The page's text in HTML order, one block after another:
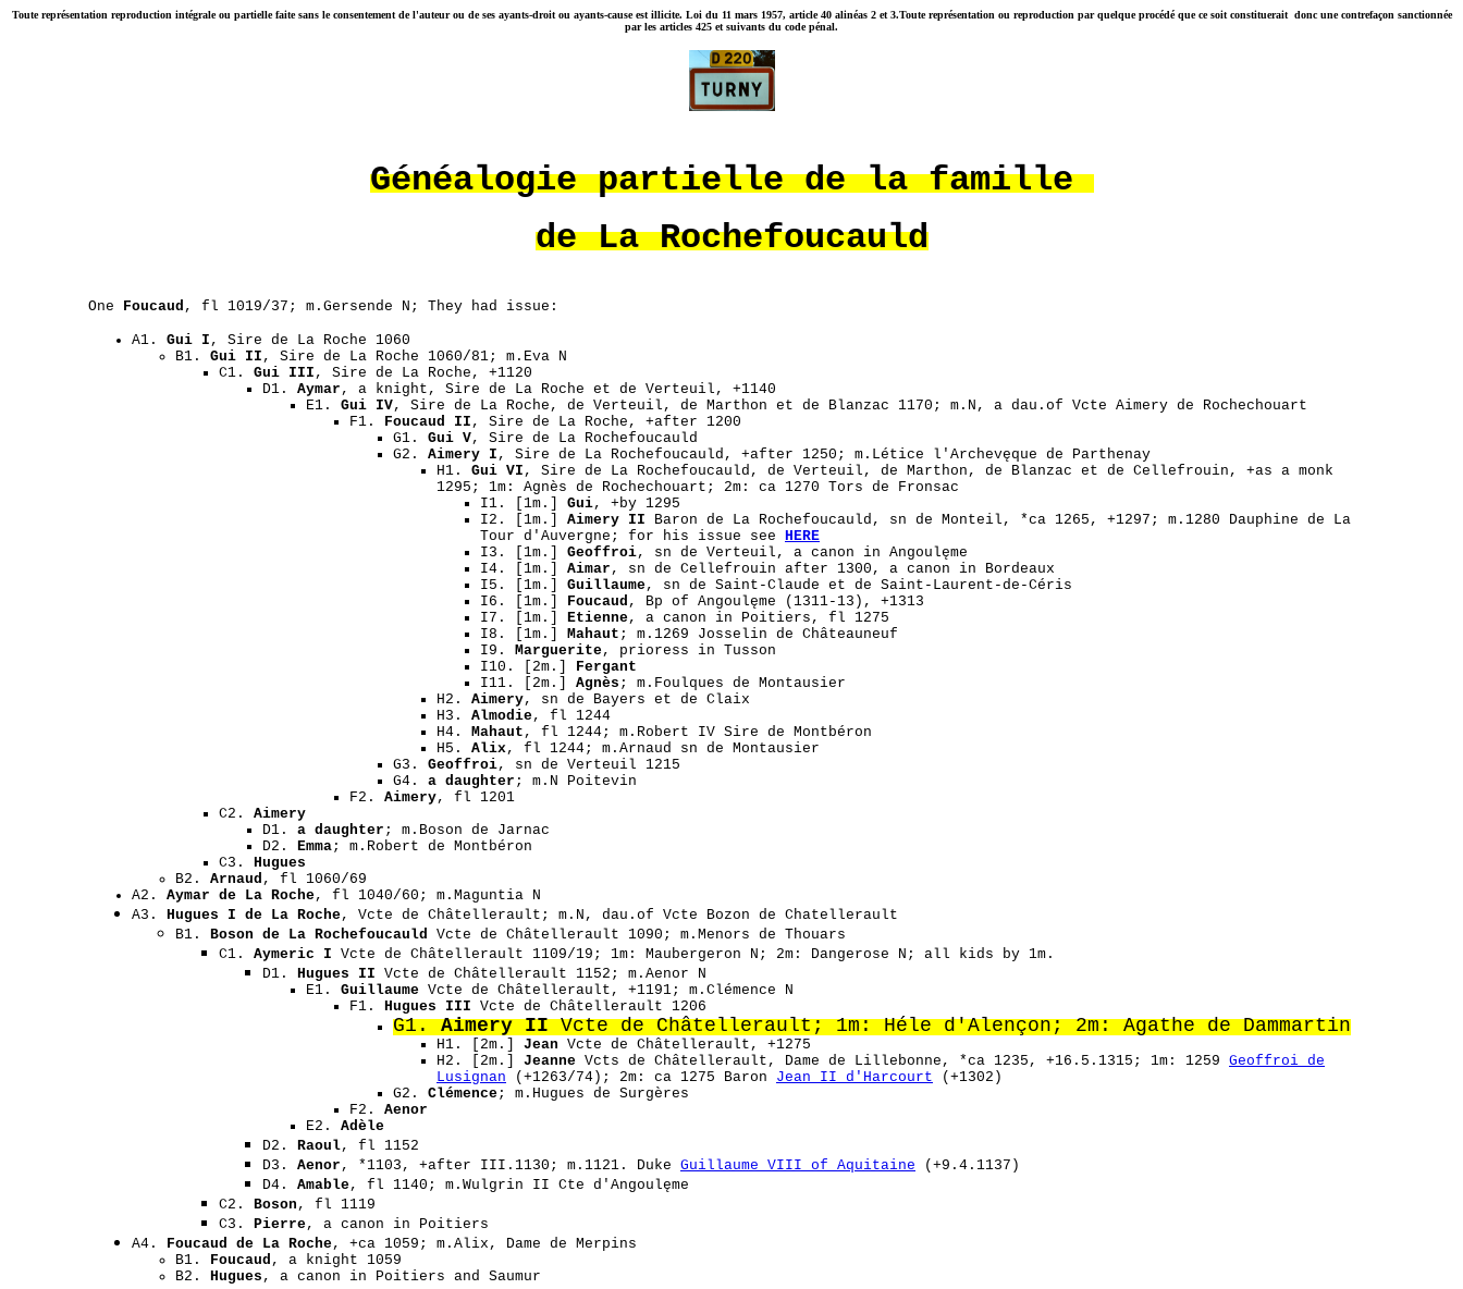
Toute représentation reproduction intégrale ou partielle faite sans le consentement de l'auteur ou de ses ayants-droit ou ayants-cause est illicite. Loi du 11 mars 1957, article 40 alinéas 2 et 3.Toute représentation ou reproduction par quelque procédé que ce soit constituerait donc une contrefaçon sanctionnée
par les articles 425 et suivants du code pénal.
Généalogie partielle de la famille
de La Rochefoucauld
One Foucaud , fl 1019/37; m.Gersende N; They had issue:
A1. Gui I , Sire de La Roche 1060
B1. Gui II , Sire de La Roche 1060/81; m.Eva N
C1. Gui III , Sire de La Roche, +1120
D1. Aymar , a knight, Sire de La Roche et de Verteuil, +1140
E1. Gui IV, Sire de La Roche, de Verteuil, de Marthon et de Blanzac 1170; m.N, a dau.of Vcte Aimery de Rochechouart
F1. Foucaud II , Sire de La Roche, +after 1200
G1. Gui V, Sire de La Rochefoucauld
G2. Aimery I , Sire de La Rochefoucauld, +after 1250; m.Létice l'Archevęque de Parthenay
H1. Gui VI , Sire de La Rochefoucauld, de Verteuil, de Marthon, de Blanzac et de Cellefrouin, +as a monk
1295; 1m: Agnès de Rochechouart; 2m: ca 1270 Tors de Fronsac
I1. [1m.] Gui, +by 1295
I2.
[1m.] Aimery II Baron de La Rochefoucauld, sn de Monteil, *ca 1265, +1297; m.1280 Dauphine de La
Tour d'Auvergne; for his issue see HERE
I3. [1m.] Geoffroi, sn de Verteuil, a canon in Angoulęme
I4. [1m.] Aimar , sn de Cellefrouin after 1300, a canon in Bordeaux
I5. [1m.] Guillaume, sn de Saint-Claude et de Saint-Laurent-de-Céris
I6. [1m.] Foucaud , Bp of Angoulęme (1311-13), +1313
I7. [1m.] Etienne, a canon in Poitiers, fl 1275
I8. [1m.] Mahaut ; m.1269 Josselin de Châteauneuf
I9. Marguerite, prioress in Tusson
I10. [2m.] Fergant
I11. [2m.] Agnès ; m.Foulques de Montausier
H2. Aimery, sn de Bayers et de Claix
H3. Almodie, fl 1244
H4. Mahaut , fl 1244; m.Robert IV Sire de Montbéron
H5. Alix, fl 1244; m.Arnaud sn de Montausier
G3. Geoffroi, sn de Verteuil 1215
G4. a daughter ; m.N Poitevin
F2. Aimery, fl 1201
C2. Aimery
D1. a daughter ; m.Boson de Jarnac
D2. Emma; m.Robert de Montbéron
C3. Hugues
B2. Arnaud , fl 1060/69
A2. Aymar de La Roche, fl 1040/60; m.Maguntia N
A3. Hugues I de La Roche, Vcte de Châtellerault; m.N, dau.of Vcte Bozon de Chatellerault
B1. Boson de La Rochefoucauld Vcte de Châtellerault 1090; m.Menors de Thouars
C1. Aymeric I Vcte de Châtellerault 1109/19; 1m: Maubergeron N; 2m: Dangerose N; all kids by 1m.
D1. Hugues II Vcte de Châtellerault 1152; m.Aenor N
E1. Guillaume Vcte de Châtellerault, +1191; m.Clémence N
F1. Hugues III Vcte de Châtellerault 1206
G1.Aimery IIVcte de Châtellerault; 1m: Héle d'Alençon; 2m: Agathe de Dammartin
H1. [2m.] Jean Vcte de Châtellerault, +1275
H2.
[2m.] Jeanne Vcts de Châtellerault, Dame de Lillebonne, *ca 1235, +16.5.1315; 1m: 1259 Geoffroi de
Lusignan (+1263/74); 2m: ca 1275 Baron Jean II d'Harcourt (+1302)
G2. Clémence; m.Hugues de Surgères
F2. Aenor
E2. Adèle
D2. Raoul, fl 1152
D3. Aenor , *1103, +after III.1130; m.1121. Duke Guillaume VIII of Aquitaine (+9.4.1137)
D4. Amable, fl 1140; m.Wulgrin II Cte d'Angoulęme
C2. Boson , fl 1119
C3. Pierre, a canon in Poitiers
A4. Foucaud de La Roche, +ca 1059; m.Alix, Dame de Merpins
B1. Foucaud , a knight 1059
B2. Hugues , a canon in Poitiers and Saumur